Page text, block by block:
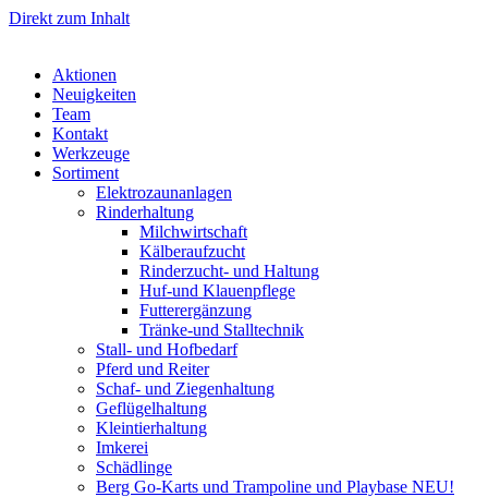
Direkt zum Inhalt
Aktionen
Neuigkeiten
Team
Kontakt
Werkzeuge
Sortiment
Elektrozaunanlagen
Rinderhaltung
Milchwirtschaft
Kälberaufzucht
Rinderzucht- und Haltung
Huf-und Klauenpflege
Futterergänzung
Tränke-und Stalltechnik
Stall- und Hofbedarf
Pferd und Reiter
Schaf- und Ziegenhaltung
Geflügelhaltung
Kleintierhaltung
Imkerei
Schädlinge
Berg Go-Karts und Trampoline und Playbase NEU!